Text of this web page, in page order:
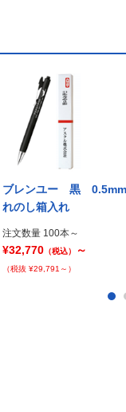
ブレンユー 黒
れのし箱入れ
注文数量 100本～
¥32,770 （税込） ～
（税抜 ¥29,791～）